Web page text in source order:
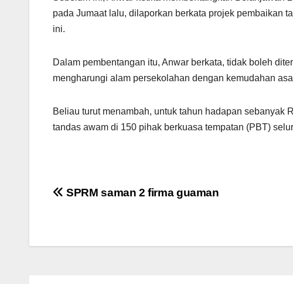
pada Jumaat lalu, dilaporkan berkata projek pembaikan
ini.
Dalam pembentangan itu, Anwar berkata, tidak boleh
mengharungi alam persekolahan dengan kemudahan
Beliau turut menambah, untuk tahun hadapan
tandas awam di 150 pihak berkuasa tempatan (PBT)
Post
SPRM saman 2 firma guaman